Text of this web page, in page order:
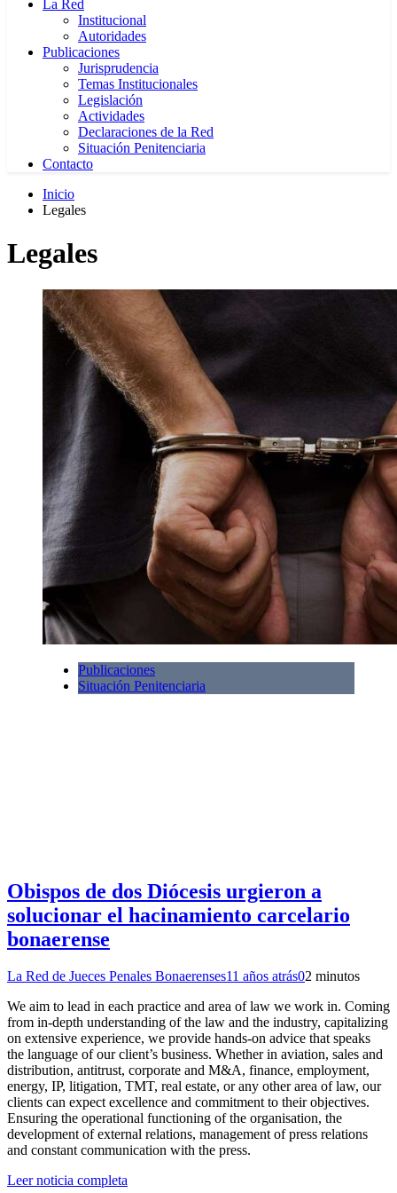
La Red
Institucional
Autoridades
Publicaciones
Jurisprudencia
Temas Institucionales
Legislación
Actividades
Declaraciones de la Red
Situación Penitenciaria
Contacto
Inicio
Legales
Legales
Publicaciones
Situación Penitenciaria
Obispos de dos Diócesis urgieron a
solucionar el hacinamiento carcelario
bonaerense
La Red de Jueces Penales Bonaerenses11 años atrás02 minutos
We aim to lead in each practice and area of law we work in. Coming
from in-depth understanding of the law and the industry, capitalizing
on extensive experience, we provide hands-on advice that speaks
the language of our client’s business. Whether in aviation, sales and
distribution, antitrust, corporate and M&A, finance, employment,
energy, IP, litigation, TMT, real estate, or any other area of law, our
clients can expect excellence and commitment to their objectives.
Ensuring the operational functioning of the organisation, the
development of external relations, management of press relations
and constant communication with the press.
Leer noticia completa